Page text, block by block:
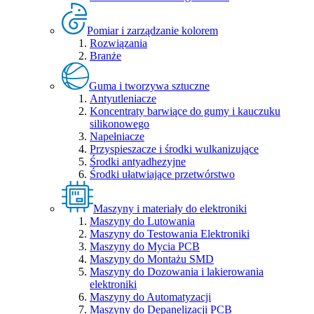
Pomiar i zarządzanie kolorem
Rozwiązania
Branże
Guma i tworzywa sztuczne
Antyutleniacze
Koncentraty barwiące do gumy i kauczuku
silikonowego
Napełniacze
Przyspieszacze i środki wulkanizujące
Środki antyadhezyjne
Środki ułatwiające przetwórstwo
Maszyny i materiały do elektroniki
Maszyny do Lutowania
Maszyny do Testowania Elektroniki
Maszyny do Mycia PCB
Maszyny do Montażu SMD
Maszyny do Dozowania i lakierowania
elektroniki
Maszyny do Automatyzacji
Maszyny do Depanelizacji PCB